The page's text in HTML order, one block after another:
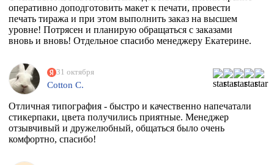
оперативно доподготовить макет к печати, провести
печать тиража и при этом выполнить заказ на высшем
уровне! Потрясен и планирую обращаться с заказами
вновь и вновь! Отдельное спасибо менеджеру Екатерине.
31 октября
Cotton C.
Отличная типография - быстро и качественно напечатали
стикерпаки, цвета получились приятные. Менеджер
отзывчивый и дружелюбный, общаться было очень
комфортно, спасибо!